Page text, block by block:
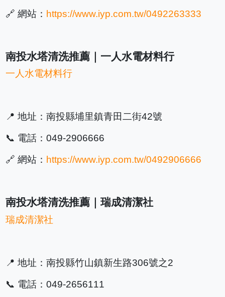
🔗 網站： https://www.iyp.com.tw/0492263333
南投水塔清洗推薦｜一人水電材料行
一人水電材料行
📍 地址：南投縣埔里鎮青田二街42號
📞 電話：049-2906666
🔗 網站： https://www.iyp.com.tw/0492906666
南投水塔清洗推薦｜瑞成清潔社
瑞成清潔社
📍 地址：南投縣竹山鎮新生路306號之2
📞 電話：049-2656111